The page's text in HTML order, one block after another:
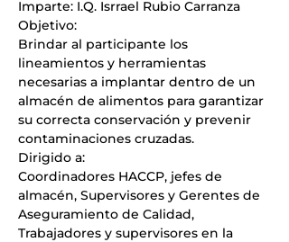
Objetivo:
Brindar al participante los
lineamientos y herramientas
necesarias a implantar dentro de un
almacén de alimentos para garantizar
su correcta conservación y prevenir
Dirigido a:
Coordinadores HACCP, jefes de
almacén, Supervisores y Gerentes de
Aseguramiento de Calidad,
Trabajadores y supervisores en la